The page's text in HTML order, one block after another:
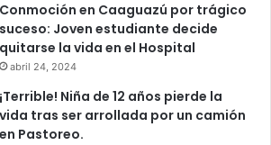
Conmoción en Caaguazú por trágico
suceso: Joven estudiante decide
quitarse la vida en el Hospital
abril 24, 2024
¡Terrible! Niña de 12 años pierde la
vida tras ser arrollada por un camión
en Pastoreo.